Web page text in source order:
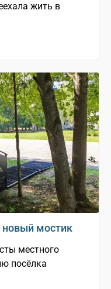
жить в
мостик
местного
посёлка